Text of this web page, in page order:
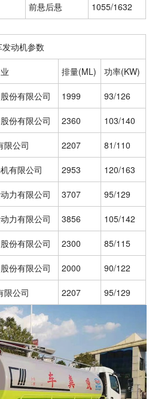
前悬后悬 1055/1632
动机参数
排量(ML) 功率(KW)
份有限公司 1999 93/126
份有限公司 2360 103/140
限公司 2207 81/110
有限公司 2953 120/163
力有限公司 3707 95/129
力有限公司 3856 105/142
份有限公司 2300 85/115
份有限公司 2000 90/122
限公司 2207 95/129